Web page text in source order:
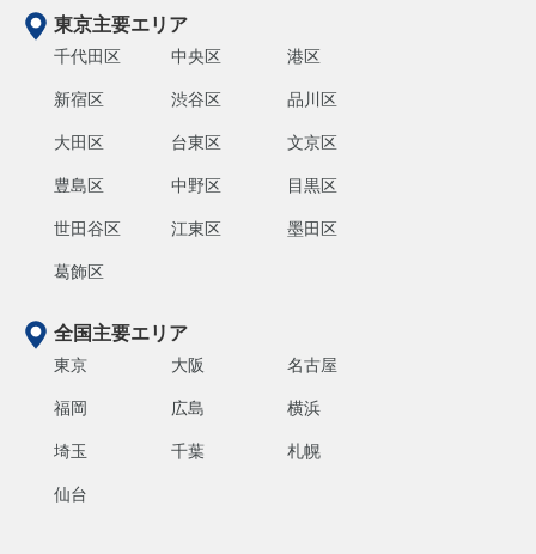
東京主要エリア
千代田区 中央区 港区
新宿区 渋谷区 品川区
大田区 台東区 文京区
豊島区 中野区 目黒区
世田谷区 江東区 墨田区
葛飾区
全国主要エリア
東京 大阪 名古屋
福岡 広島 横浜
埼玉 千葉 札幌
仙台